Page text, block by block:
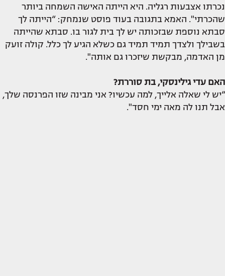
נכרתו אצבעות רגליה. היא הייתה האישה השמחה ביותר
שהכרתי". האמא בתגובה בעוד פוסט שנמחק: “הייתה לך
סבתא נוספת שבזכותה יש לך בית לגור בו. סבתא שהייתה
בשבילך ולצדך תמיד תמיד גם כשלא הגיע לך כלל. קולה זועק
מן האדמה, מבקשת שיזכרו גם אותה".
האם עדי גילינסקי, בת סוררת?
“יש לי שאלה אלייך, למה עכשיו? אני מבינה שזו הפרנסה שלך,
אבל תנו לה מאה ימי חסד".